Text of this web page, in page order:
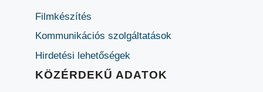
Filmkészítés
Kommunikációs szolgáltatások
Hirdetési lehetőségek
KÖZÉRDEKŰ ADATOK